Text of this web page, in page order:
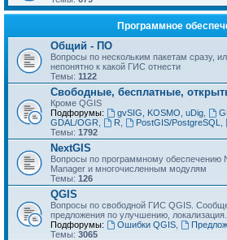
Программное
Общий - ПО
Вопросы по нескольким пакетам сразу,
непонятно к какой ГИС отнести
Темы: 1122
Свободные, бесплатные,
Кроме QGIS
Подфорумы:
gvSIG, KOSMO, uDig,
GDAL/OGR
R PostGIS/PostgreSQL
Темы: 1792
NextGIS
Вопросы по программному обеспечению
Manager и многочисленным модулям
Темы: 126
QGIS
Вопросы по свободной ГИС QGIS.
предложения по улучшению, локализация.
Подфорумы:
Ошибки QGIS,
Темы: 3065